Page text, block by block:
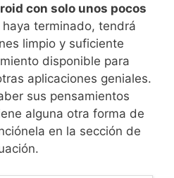
con solo unos pocos
haya terminado, tendrá
limpio y suficiente
disponible para
aplicaciones geniales.
sus pensamientos
alguna otra forma de
en la sección de